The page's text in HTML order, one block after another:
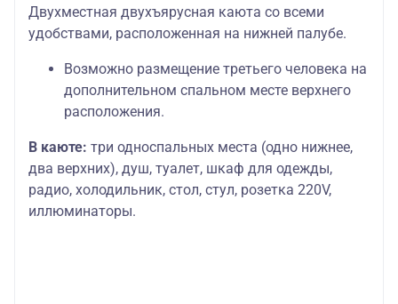
Двухместная двухъярусная каюта со всеми
удобствами, расположенная на нижней палубе.
Возможно размещение третьего человека на
дополнительном спальном месте верхнего
расположения.
В каюте: три односпальных места (одно нижнее,
два верхних), душ, туалет, шкаф для одежды,
радио, холодильник, стол, стул, розетка 220V,
иллюминаторы.